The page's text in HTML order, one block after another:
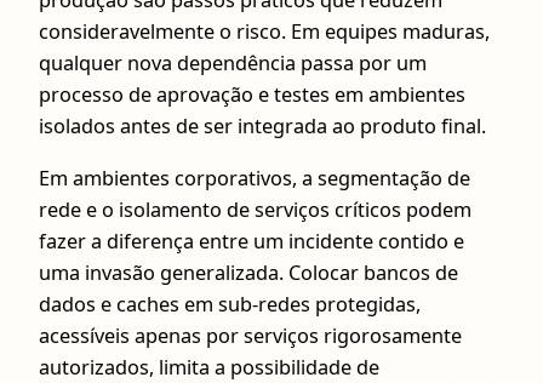
consideravelmente o risco. Em equipes maduras,
qualquer nova dependência passa por um
processo de aprovação e testes em ambientes
isolados antes de ser integrada ao produto final.
Em ambientes corporativos, a segmentação de
rede e o isolamento de serviços críticos podem
fazer a diferença entre um incidente contido e
uma invasão generalizada. Colocar bancos de
dados e caches em sub-redes protegidas,
acessíveis apenas por serviços rigorosamente
autorizados, limita a possibilidade de